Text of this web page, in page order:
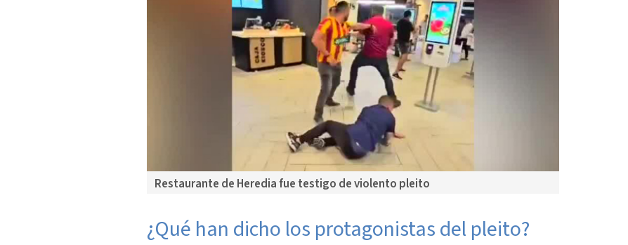
Restaurante de Heredia fue testigo de violento pleito
¿Qué han dicho los protagonistas del pleito?